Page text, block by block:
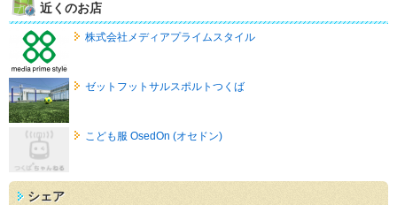
近くのお店
株式会社メディアプライムスタイル
ゼットフットサルスポルトつくば
こども服 OsedOn (オセドン)
シェア